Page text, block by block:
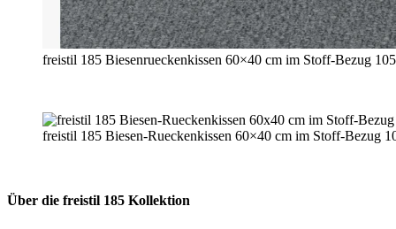
freistil 185 Biesenrueckenkissen 60×40 cm im Stoff-Bezug
freistil 185 Biesen-Rueckenkissen 60×40 cm im Stoff-Bezug
Über die freistil 185 Kollektion